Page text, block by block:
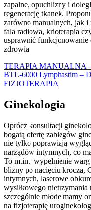
zapalne, opuchlizny i
regenerację tkanek.
zarówno manualnych, jak i
fala radiowa, krioterapia
usprawnić funkcjonowanie
zdrowia.
TERAPIA MANUALNA
BTL-6000 Lymphastim –
FIZJOTERAPIA
Ginekologia
Oprócz konsultacji
bogatą ofertę zabiegów
nie tylko poprawiają
narządów intymnych, co
To m.in. wypełnienie
blizny po nacięciu krocza,
intymnych, laserowe
wysiłkowego nietrzymania
szczególnie młode mamy
na fizjoterapię